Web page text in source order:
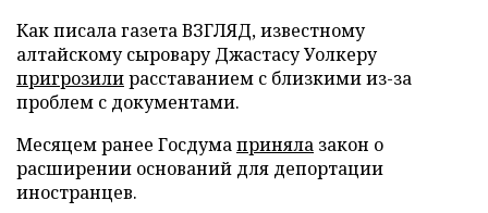
Как писала газета ВЗГЛЯД, известному
алтайскому сыровару Джастасу Уолкеру
пригрозилирасставанием с близкими из-за
проблем с документами.
Месяцем ранее Госдумаприняла закон о
расширении оснований для депортации
иностранцев.